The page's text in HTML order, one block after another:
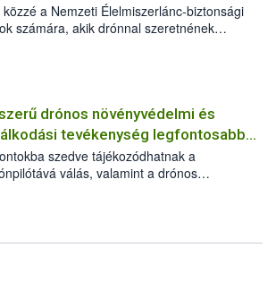
a Nemzeti Élelmiszerlánc-biztonsági
számára, akik drónnal szeretnének
tápanyag-gazdálkodási tevékenységet
Az összefoglaló részletesen
feltételek.
drónos növényvédelmi és
tevékenység legfontosabb
szedve tájékozódhatnak a
válás, valamint a drónos
gazdálkodási tevékenység
feltételeiről*.